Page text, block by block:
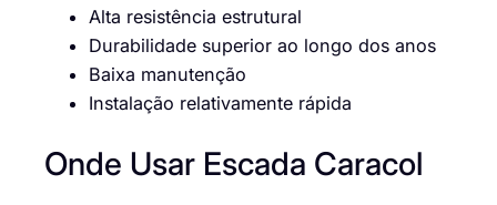
Alta resistência estrutural
Durabilidade superior ao longo dos anos
Baixa manutenção
Instalação relativamente rápida
Onde Usar Escada Caracol